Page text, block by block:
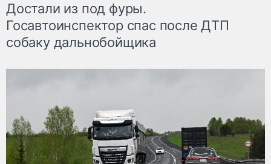
Достали из под фуры.
Госавтоинспектор спас после ДТП
собаку дальнобойщика